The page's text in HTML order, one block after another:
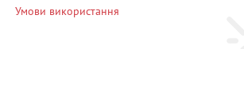
Умови використання